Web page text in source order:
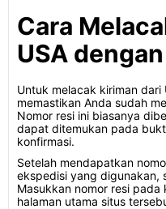
Cara
USA
Untuk melacak kiriman
memastikan Anda sudah
Nomor resi ini biasanya
dapat ditemukan pada
konfirmasi.
Setelah mendapatkan
ekspedisi yang digunakan,
Masukkan nomor resi
halaman utama situs